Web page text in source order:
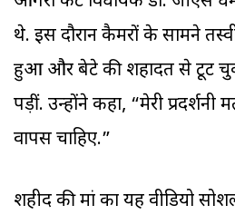
थे. इस दौरान कैमरों के सामने
हुआ और बेटे की शहादत से टूट
पड़ीं. उन्होंने कहा, “मेरी
वापस चाहिए.”
शहीद की मां का यह वीडियो